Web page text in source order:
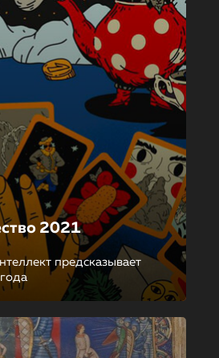
2021
предсказывает